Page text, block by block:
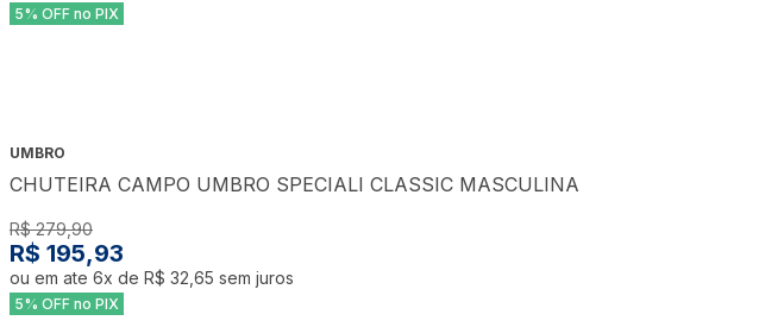
5% OFF no PIX
UMBRO
CHUTEIRA CAMPO UMBRO SPECIALI CLASSIC MASCULINA
R$ 279,90
R$ 195,93
ou em ate 6x de R$ 32,65 sem juros
5% OFF no PIX